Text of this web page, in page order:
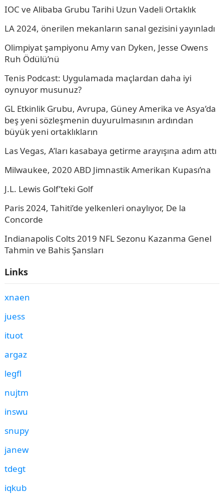
IOC ve Alibaba Grubu Tarihi Uzun Vadeli Ortaklık
LA 2024, önerilen mekanların sanal gezisini yayınladı
Olimpiyat şampiyonu Amy van Dyken, Jesse Owens
Ruh Ödülü’nü
Tenis Podcast: Uygulamada maçlardan daha iyi
oynuyor musunuz?
GL Etkinlik Grubu, Avrupa, Güney Amerika ve Asya’da
beş yeni sözleşmenin duyurulmasının ardından
büyük yeni ortaklıkların
Las Vegas, A’ları kasabaya getirme arayışına adım attı
Milwaukee, 2020 ABD Jimnastik Amerikan Kupası’na
J.L. Lewis Golf’teki Golf
Paris 2024, Tahiti’de yelkenleri onaylıyor, De la
Concorde
Indianapolis Colts 2019 NFL Sezonu Kazanma Genel
Tahmin ve Bahis Şansları
Links
xnaen
juess
ituot
argaz
legfl
nujtm
inswu
snupy
janew
tdegt
iqkub